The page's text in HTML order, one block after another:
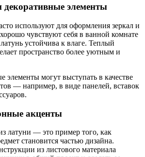
элементы
используют для оформления зеркал и
чувствуют себя в ванной комнате
устойчива к влаге. Теплый
пространство более уютным и
элементы могут выступать в качестве
— например, в виде панелей, вставок
акценты
латуни — это пример того, как
становится частью дизайна.
из листового материала